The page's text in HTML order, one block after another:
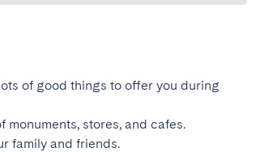
of good things to offer you during
monuments, stores, and cafes.
family and friends.